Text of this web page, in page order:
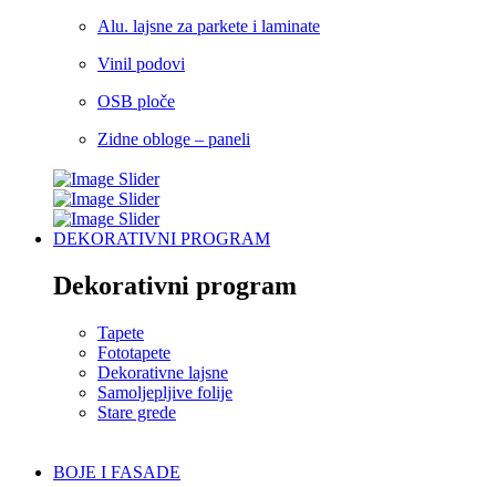
Alu. lajsne za parkete i laminate
Vinil podovi
OSB ploče
Zidne obloge – paneli
DEKORATIVNI PROGRAM
Dekorativni program
Tapete
Fototapete
Dekorativne lajsne
Samoljepljive folije
Stare grede
BOJE I FASADE